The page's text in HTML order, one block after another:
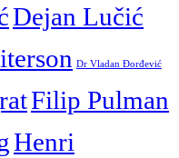
Dejan Lučić
Dr Vladan Đorđević
Filip Pulman
Henri